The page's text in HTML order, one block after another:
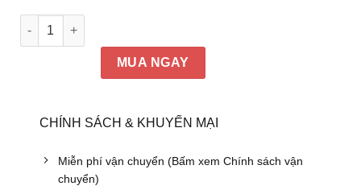
Sofa phòng khánh tiết Đức khang DK PKT09 số lượng
MUA NGAY
CHÍNH SÁCH & KHUYẾN MẠI
Miễn phí vận chuyển (Bấm xem Chính sách vận
chuyển)